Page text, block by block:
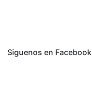
Siguenos en Facebook